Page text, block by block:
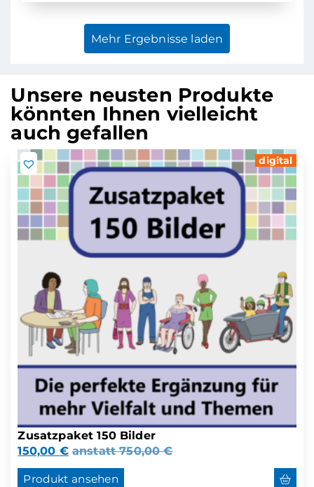
Mehr Ergebnisse laden
Unsere neusten Produkte
könnten Ihnen vielleicht
auch gefallen
digital
Zusatzpaket 150 Bilder
150,00 € anstatt750,00€
Produkt ansehen